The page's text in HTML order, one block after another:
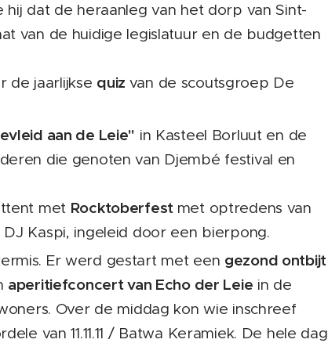
dat de heraanleg van het dorp van Sint-
van de huidige legislatuur en de budgetten
de jaarlijkse quiz van de scoutsgroep De
aan de Leie" in Kasteel Borluut en de
die genoten van Djembé festival en
met Rocktoberfest met optredens van
Kaspi, ingeleid door een bierpong.
Er werd gestart met een gezond ontbijt
aperitiefconcert van Echo der Leie in de
Over de middag kon wie inschreef
van 11.11.11 / Batwa Keramiek. De hele dag